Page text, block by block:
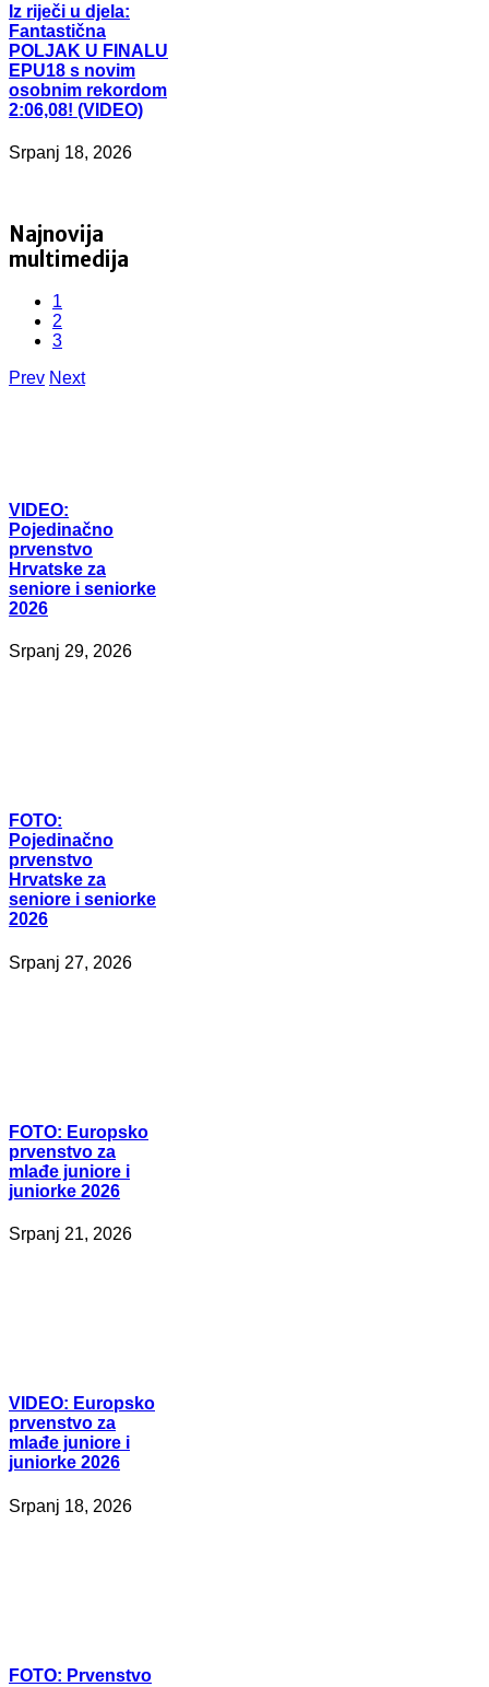
Iz riječi u djela:
Fantastična
POLJAK U FINALU
EPU18 s novim
osobnim rekordom
2:06,08! (VIDEO)
Srpanj 18, 2026
Najnovija
multimedija
1
2
3
Prev Next
VIDEO:
Pojedinačno
prvenstvo
Hrvatske za
seniore i seniorke
2026
Srpanj 29, 2026
FOTO:
Pojedinačno
prvenstvo
Hrvatske za
seniore i seniorke
2026
Srpanj 27, 2026
FOTO: Europsko
prvenstvo za
mlađe juniore i
juniorke 2026
Srpanj 21, 2026
VIDEO: Europsko
prvenstvo za
mlađe juniore i
juniorke 2026
Srpanj 18, 2026
FOTO: Prvenstvo